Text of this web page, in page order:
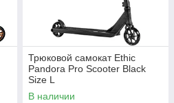
Трюковой самокат Ethic
Pandora Pro Scooter Black
Size L
В наличии